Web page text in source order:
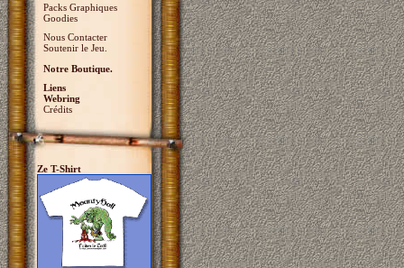
Packs Graphiques
Goodies
Nous Contacter
Soutenir le Jeu.
Notre Boutique.
Liens
Webring
Crédits
Ze T-Shirt